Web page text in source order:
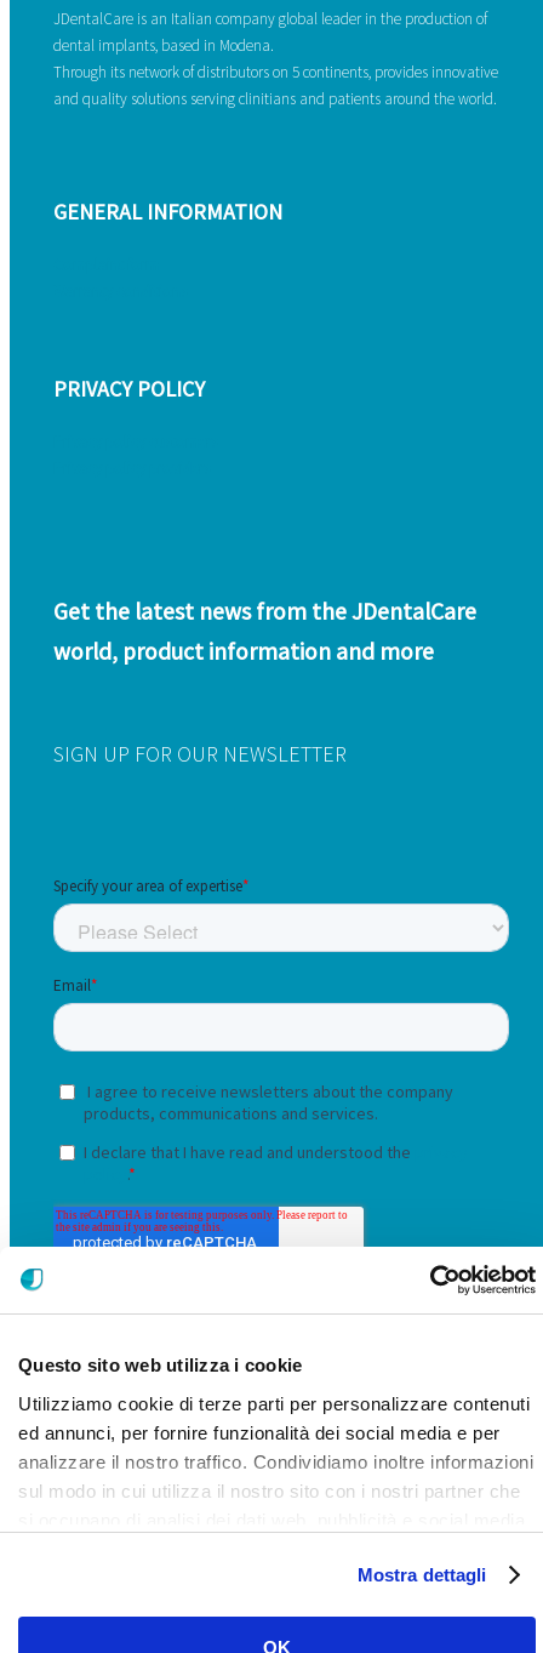
Questo sito web utilizza i cookie
Utilizziamo cookie di terze parti per personalizzare contenuti
ed annunci, per fornire funzionalità dei social media e per
analizzare il nostro traffico. Condividiamo inoltre informazioni
sul modo in cui utilizza il nostro sito con i nostri partner che
fornito loro o che hanno raccolto dal suo utilizzo dei loro
sito e cookie. I cookie sotto indicati, ad esclusione di quelli
Mostra dettagli
OK
JDentalCare is an Italian company global leader in the production of
dental implants, based in Modena.
Through its network of distributors on 5 continents, provides innovative
and quality solutions serving clinitians and patients around the world.
GENERAL INFORMATION
PRIVACY POLICY
Get the latest news from the JDentalCare
world, product information and more
SIGN UP FOR OUR NEWSLETTER
LinkedIn Facebook Instagram YouTube Vimeo